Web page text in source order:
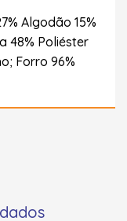
Algodão 15%
48% Poliéster
Forro 96%